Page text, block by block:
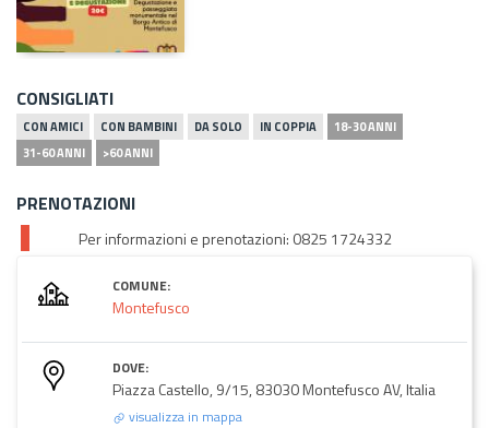
CONSIGLIATI
CON AMICI CON BAMBINI DA SOLO IN COPPIA
18-30 ANNI
31-60 ANNI
>60 ANNI
PRENOTAZIONI
Per informazioni e prenotazioni: 0825 1724332
COMUNE:
Montefusco
DOVE:
Piazza Castello, 9/15, 83030 Montefusco AV, Italia
visualizza in mappa